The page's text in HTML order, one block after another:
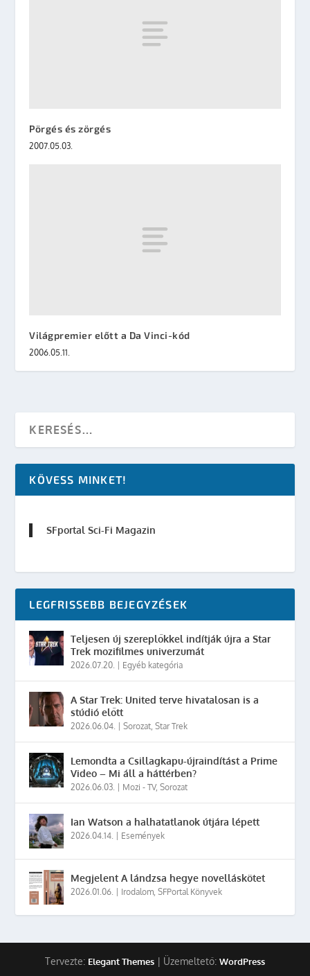
Pörgés és zörgés
2007.05.03.
Világpremier előtt a Da Vinci-kód
2006.05.11.
KÖVESS MINKET!
SFportal Sci-Fi Magazin
LEGFRISSEBB BEJEGYZÉSEK
Teljesen új szereplőkkel indítják újra a Star
Trek mozifilmes univerzumát
2026.07.20. Egyéb kategória
A Star Trek: United terve hivatalosan is a
stúdió előtt
2026.06.04. |Sorozat,Star Trek
Lemondta a Csillagkapu-újraindítást a Prime
Video – Mi áll a háttérben?
2026.06.03. Mozi - TV,Sorozat
Ian Watson a halhatatlanok útjára lépett
2026.04.14. Események
Megjelent A lándzsa hegye novelláskötet
2026.01.06. Irodalom,SFPortal Könyvek
Tervezte: Elegant Themes | Üzemeltető: WordPress